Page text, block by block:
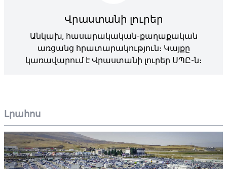
Լրահոս
Վրաստանի լուրեր
Անկախ, հասարակական-քաղաքական
առցանց հրատարակություն։ Կայքը
կառավարում է Վրաստանի լուրեր ՍՊԸ-ն։